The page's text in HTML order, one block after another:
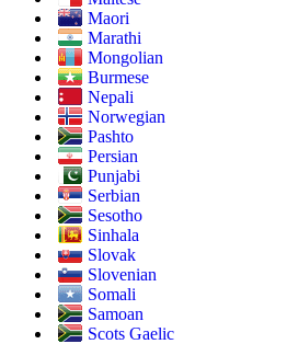
Maori
Marathi
Mongolian
Burmese
Nepali
Norwegian
Pashto
Persian
Punjabi
Serbian
Sesotho
Sinhala
Slovak
Slovenian
Somali
Samoan
Scots Gaelic